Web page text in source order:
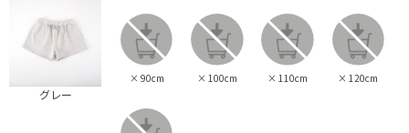
グレー
× 90cm × 100cm × 110cm × 120cm